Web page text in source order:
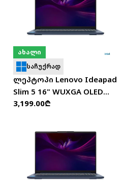
ახალი
საჩუქრად
ლეპტოპი Lenovo Ideapad
Slim 5 16" WUXGA OLED
(Ultra 9 185H/16GB/1TB SSD)
ჩვეულებრივი
3,199.00₾